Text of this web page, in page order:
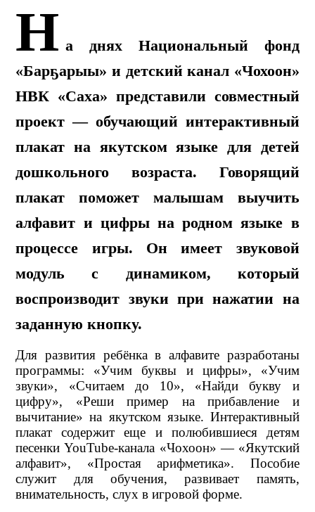
Н а днях Национальный фонд
«Барҕарыы» и детский канал «Чохоон»
НВК «Саха» представили совместный
проект — обучающий интерактивный
плакат на якутском языке для детей
дошкольного возраста. Говорящий
плакат поможет малышам выучить
алфавит и цифры на родном языке в
процессе игры. Он имеет звуковой
модуль с динамиком, который
воспроизводит звуки при нажатии на
заданную кнопку.
Для развития ребёнка в алфавите разработаны
программы: «Учим буквы и цифры», «Учим
звуки», «Считаем до 10», «Найди букву и
цифру», «Реши пример на прибавление и
вычитание» на якутском языке. Интерактивный
плакат содержит еще и полюбившиеся детям
песенки YouTube-канала «Чохоон» — «Якутский
алфавит», «Простая арифметика». Пособие
служит для обучения, развивает память,
внимательность, слух в игровой форме.